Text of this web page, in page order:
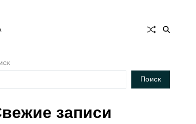
Поиск
записи